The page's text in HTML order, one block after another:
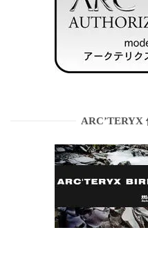
ARC’TERYX